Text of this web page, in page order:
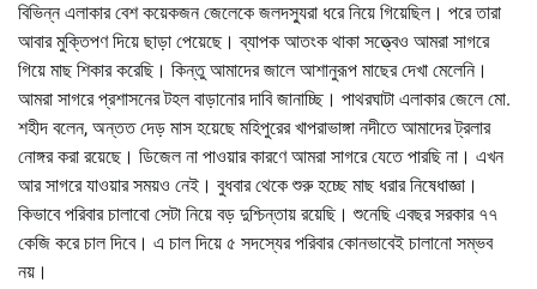
বিভিন্ন এলাকার বেশ কয়েকজন জেলেকে জলদস্যুরা ধরে নিয়ে গিয়েছিল। পরে তারা
আবার মুক্তিপণ দিয়ে ছাড়া পেয়েছে। ব্যাপক আতংক থাকা সত্ত্বেও আমরা সাগরে
গিয়ে মাছ শিকার করেছি। কিন্তু আমাদের জালে আশানুরূপ মাছের দেখা মেলেনি।
আমরা সাগরে প্রশাসনের টহল বাড়ানোর দাবি জানাচ্ছি। পাথরঘাটা এলাকার জেলে মো.
শহীদ বলেন, অন্তত দেড় মাস হয়েছে মহিপুরের খাপরাভাঙ্গা নদীতে আমাদের ট্রলার
নোঙ্গর করা রয়েছে। ডিজেল না পাওয়ার কারণে আমরা সাগরে যেতে পারছি না। এখন
আর সাগরে যাওয়ার সময়ও নেই। বুধবার থেকে শুরু হচ্ছে মাছ ধরার নিষেধাজ্ঞা।
কিভাবে পরিবার চালাবো সেটা নিয়ে বড় দুশ্চিন্তায় রয়েছি। শুনেছি এবছর সরকার ৭৭
কেজি করে চাল দিবে। এ চাল দিয়ে ৫ সদস্যের পরিবার কোনভাবেই চালানো সম্ভব
নয়।